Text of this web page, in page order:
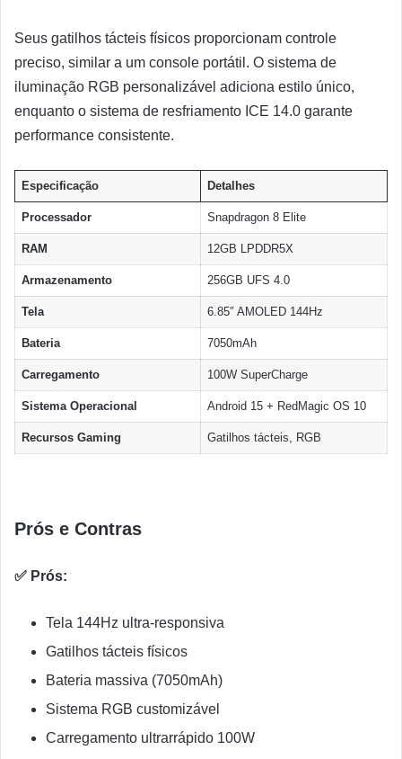
Seus gatilhos tácteis físicos proporcionam controle
preciso, similar a um console portátil. O sistema de
iluminação RGB personalizável adiciona estilo único,
enquanto o sistema de resfriamento ICE 14.0 garante
performance consistente.
Especificação Detalhes
Processador Snapdragon 8 Elite
RAM 12GB LPDDR5X
Armazenamento 256GB UFS 4.0
Tela 6.85″ AMOLED 144Hz
Bateria 7050mAh
Carregamento 100W SuperCharge
Sistema Operacional Android 15 + RedMagic OS 10
Recursos Gaming Gatilhos tácteis, RGB
Prós e Contras
✅ Prós:
Tela 144Hz ultra-responsiva
Gatilhos tácteis físicos
Bateria massiva (7050mAh)
Sistema RGB customizável
Carregamento ultrarrápido 100W